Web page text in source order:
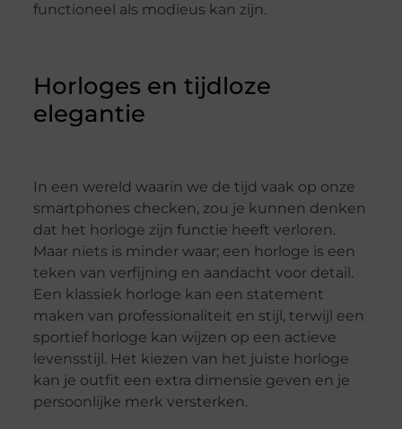
functioneel als modieus kan zijn.
Horloges en tijdloze
elegantie
In een wereld waarin we de tijd vaak op onze
smartphones checken, zou je kunnen denken
dat het horloge zijn functie heeft verloren.
Maar niets is minder waar; een horloge is een
teken van verfijning en aandacht voor detail.
Een klassiek horloge kan een statement
maken van professionaliteit en stijl, terwijl een
sportief horloge kan wijzen op een actieve
levensstijl. Het kiezen van het juiste horloge
kan je outfit een extra dimensie geven en je
persoonlijke merk versterken.